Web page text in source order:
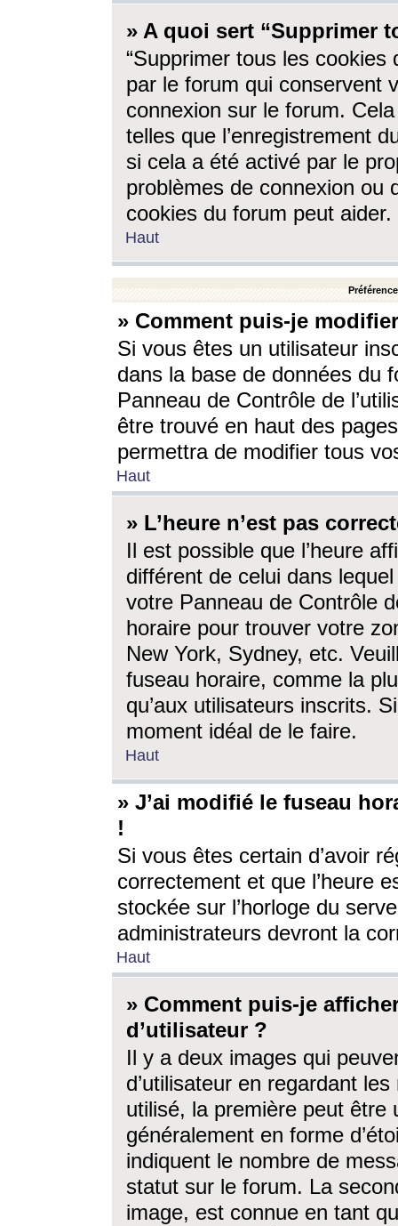
» A quoi sert “Supprimer
“Supprimer tous les cookies
par le forum qui conservent
connexion sur le forum.
telles que l’enregistrement
si cela a été activé par le
problèmes de connexion ou
cookies du forum peut aider.
Haut
» Comment puis-je
Si vous êtes un utilisateur
dans la base de données du
Panneau de Contrôle de
être trouvé en haut des
permettra de modifier tous
Haut
» L’heure n’est pas
Il est possible que l’heure
différent de celui dans
votre Panneau de Contrôle
horaire pour trouver votre
New York, Sydney, etc.
fuseau horaire, comme la
qu’aux utilisateurs inscrits.
moment idéal de le faire.
Haut
» J’ai modifié le fuseau
!
Si vous êtes certain d’avoir
correctement et que l’heure
stockée sur l’horloge du
administrateurs devront la
Haut
» Comment puis-je
d’utilisateur ?
Il y a deux images qui
d’utilisateur en regardant
utilisé, la première peut être
généralement en forme
indiquent le nombre de
statut sur le forum. La
image, est connue en tant